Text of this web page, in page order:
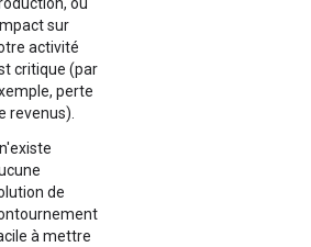
sur
activité
critique (par
perte
revenus).
n'existe
de
à mettre